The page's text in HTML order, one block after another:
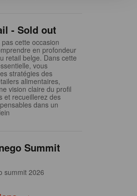
- Sold out
cette occasion
en profondeur
retail belge. Dans cette
vous
stratégies des
alimentaires,
vision claire du profil
et recueillerez des
dans un
Summit
summit 2026